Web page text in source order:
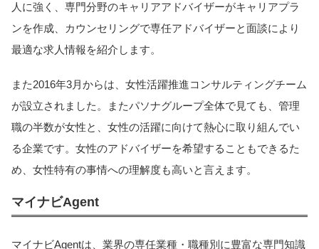
人に強く、専門分野のキャリアアドバイザーがキャリアプラ
ンを作成、カウンセリングで専任アドバイザーと面談により
最適な求人情報を紹介します。
また2016年3月からは、女性活躍推進コンサルティングチーム
が設立されました。またパソナグループ全体で見ても、管理
職の半数が女性と、女性の活躍に向けて熱心に取り組んでい
る企業です。女性のアドバイザーを希望することもできるた
め、女性特有の事情への理解度も高いと言えます。
マイナビAgent
マイナビAgentは、業界の専任業種・職種別に豊富な専門知識